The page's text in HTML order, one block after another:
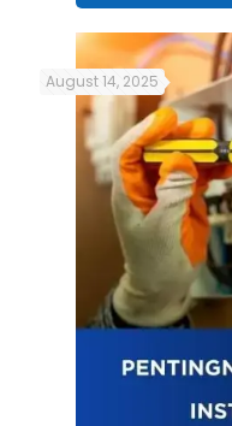
August 14, 2025